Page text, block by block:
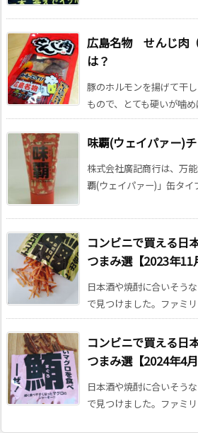
広島名物 せんじ肉
は？
豚のホルモンを揚げて干
もので、とても硬いが噛
味覇(ウェイパァー)
株式会社廣記商行は、万
覇(ウェイパァー)」缶タイ
コンビニで買える日
つまみ選【2023年11
日本酒や焼酎に合いそう
で見つけました。ファミ
コンビニで買える日
つまみ選【2024年4月
日本酒や焼酎に合いそう
で見つけました。ファミ